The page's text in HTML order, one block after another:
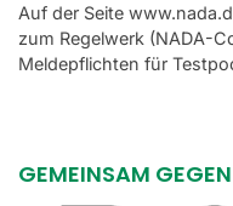
Auf der Seite
zum Regelwerk (NADA-
Meldepflichten für
GEMEINSAM